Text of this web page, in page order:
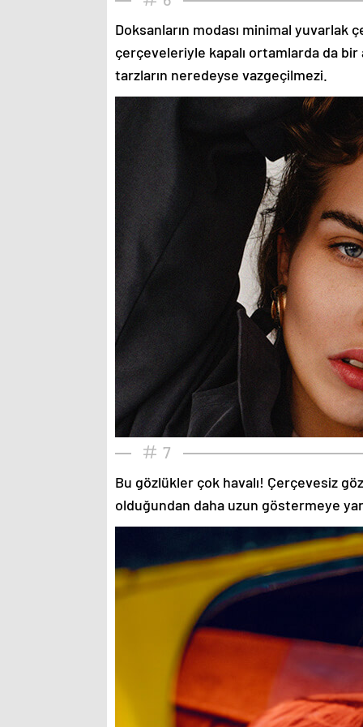
Doksanların modası minimal
çerçeveleriyle kapalı ortamlarda da
tarzların neredeyse vazgeçilmezi.
7
Bu gözlükler çok havalı! Çerçevesiz
olduğundan daha uzun göstermeye